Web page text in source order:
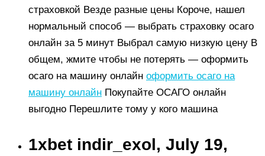
страховкой Везде разные цены Короче, нашел
нормальный способ — выбрать страховку осаго
онлайн за 5 минут Выбрал самую низкую цену В
общем, жмите чтобы не потерять — оформить
осаго на машину онлайн оформить осаго на
машину онлайн Покупайте ОСАГО онлайн
выгодно Перешлите тому у кого машина
1xbet indir_exol, July 19,